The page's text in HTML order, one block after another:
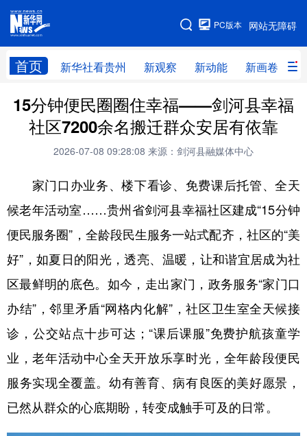
网站无障碍
PC版本
首页 新华社看贵州 新观察 新动能 新画卷
网站地图
新华社看贵州 新观察 新动能 新画卷
贵州要闻 贵州领导 人事 廉政
直播
畅游贵州 数字贵州 律动贵州 健康贵州
光影贵州 部门之窗 县区直达 企业速递
六盘水 毕节 铜仁 黔东南
黔南 黔西南
地方频道
北京 天津 河北 山西
辽宁 吉林 上海 江苏
15分钟便民圈圈住幸福——剑河县幸福
社区7200余名搬迁群众安居有依靠
2026-07-08 09:28:08 来源：剑河县融媒体中心
家门口办业务、楼下看诊、免费课后托管、全天
候老年活动室……贵州省剑河县幸福社区建成“15分钟
便民服务圈”，全龄段民生服务一站式配齐，社区的“美
好”，如夏日的阳光，透亮、温暖，让和谐宜居成为社
区最鲜明的底色。如今，走出家门，政务服务“家门口
办结”，邻里矛盾“网格内化解”，社区卫生室全天候接
诊，公交站点十步可达；“课后课服”免费护航孩童学
业，老年活动中心全天开放乐享时光，全年龄段便民
服务实现全覆盖。幼有善育、病有良医的美好愿景，
已然从群众的心底期盼，转变成触手可及的日常。